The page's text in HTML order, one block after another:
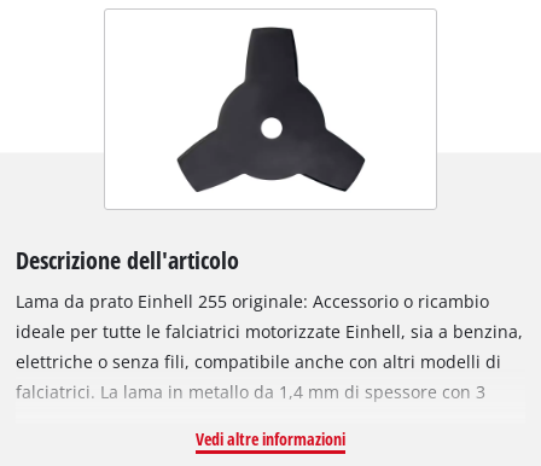
Descrizione dell'articolo
Lama da prato Einhell 255 originale: Accessorio o ricambio
ideale per tutte le falciatrici motorizzate Einhell, sia a benzina,
elettriche o senza fili, compatibile anche con altri modelli di
falciatrici. La lama in metallo da 1,4 mm di spessore con 3
densa, ed è ideale anche per lavori delicati come bordature o
Vedi altre informazioni